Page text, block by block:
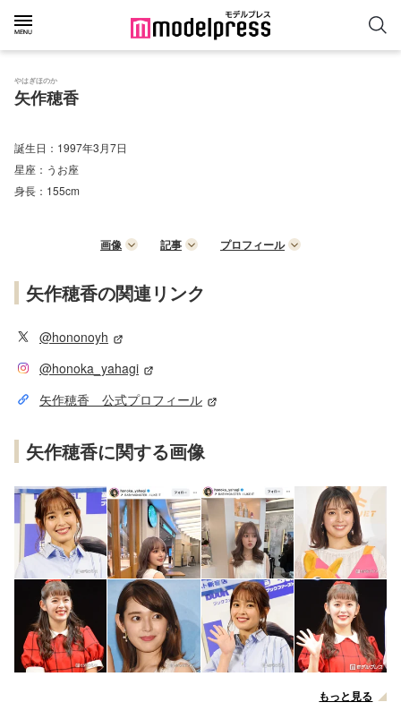
やはぎほのか
矢作穂香
誕生日： 1997年3月7日
星座： うお座
身長： 155cm
画像 記事 プロフィール
矢作穂香の関連リンク
@hononoyh
@honoka_yahagi
矢作穂香 公式プロフィール
矢作穂香に関する画像
もっと見る